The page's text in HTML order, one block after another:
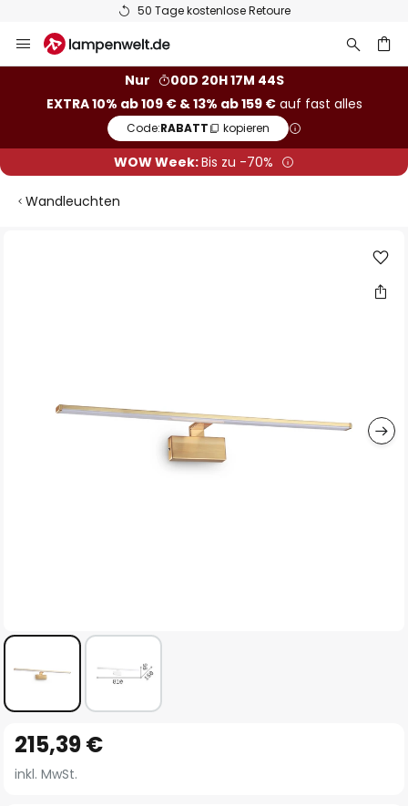
50 Tage kostenlose Retoure
Inhalt
Nur
00D 20H 17M 43S
EXTRA 10% ab 109 € & 13% ab 159 €auf fast alles
Code:RABATT kopieren
WOW Week:Bis zu -70%
Wandleuchten
Anfang
der
215,39 €
inkl. MwSt.